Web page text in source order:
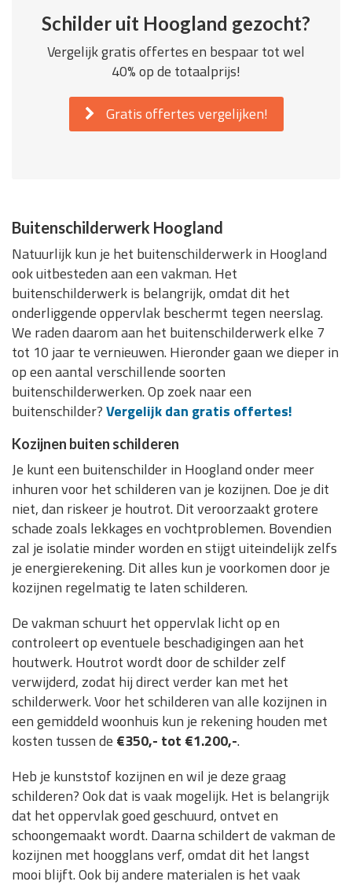
Schilder uit Hoogland gezocht?
Vergelijk gratis offertes en bespaar tot wel
40% op de totaalprijs!
Gratis offertes vergelijken!
Buitenschilderwerk Hoogland
Natuurlijk kun je het buitenschilderwerk in Hoogland
ook uitbesteden aan een vakman. Het
buitenschilderwerk is belangrijk, omdat dit het
onderliggende oppervlak beschermt tegen neerslag.
We raden daarom aan het buitenschilderwerk elke 7
tot 10 jaar te vernieuwen. Hieronder gaan we dieper in
op een aantal verschillende soorten
buitenschilderwerken. Op zoek naar een
buitenschilder?Vergelijk dan gratis offertes!
Kozijnen buiten schilderen
Je kunt een buitenschilder in Hoogland onder meer
inhuren voor het schilderen van je kozijnen. Doe je dit
niet, dan riskeer je houtrot. Dit veroorzaakt grotere
schade zoals lekkages en vochtproblemen. Bovendien
zal je isolatie minder worden en stijgt uiteindelijk zelfs
je energierekening. Dit alles kun je voorkomen door je
kozijnen regelmatig te laten schilderen.
De vakman schuurt het oppervlak licht op en
controleert op eventuele beschadigingen aan het
houtwerk. Houtrot wordt door de schilder zelf
verwijderd, zodat hij direct verder kan met het
schilderwerk. Voor het schilderen van alle kozijnen in
een gemiddeld woonhuis kun je rekening houden met
kosten tussen de €350,- tot €1.200,-.
Heb je kunststof kozijnen en wil je deze graag
schilderen? Ook dat is vaak mogelijk. Het is belangrijk
dat het oppervlak goed geschuurd, ontvet en
schoongemaakt wordt. Daarna schildert de vakman de
kozijnen met hoogglans verf, omdat dit het langst
mooi blijft. Ook bij andere materialen is het vaak